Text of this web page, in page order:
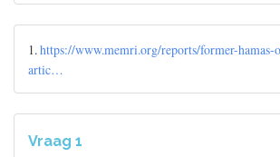
1.https://www.memri.org/reports/former-
artic…
Vraag 1